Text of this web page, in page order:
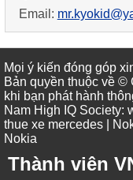
Email:
Mọi ý kiến đóng góp
Bản quyền thuộc về ©
khi bạn phát hành
Nam High IQ Society:
thue xe mercedes |
Nokia
Thành viên